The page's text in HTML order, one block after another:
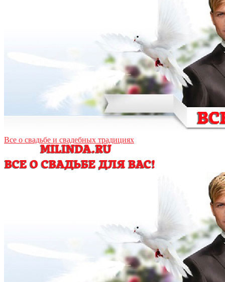
Все о свадьбе и свадебных традициях